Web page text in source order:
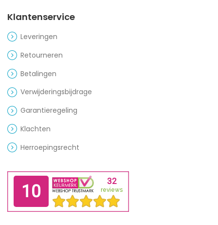
Klantenservice
Leveringen
Retourneren
Betalingen
Verwijderingsbijdrage
Garantieregeling
Klachten
Herroepingsrecht